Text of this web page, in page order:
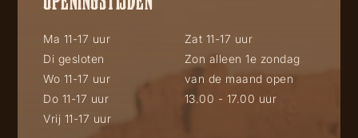
Ma 11-17 uur
Di gesloten
Wo 11-17 uur
Do 11-17 uur
Vrij 11-17 uur
Zat 11-17 uur
Zon alleen 1e zondag
van de maand open
13.00 - 17.00 uur